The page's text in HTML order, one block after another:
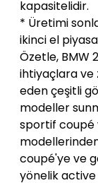
kapasitelidir.
* Üretimi
ikinci el
Özetle, BMW
ihtiyaçlara
eden çeşitli
modeller
sportif coupé
coupé'ye ve
yönelik